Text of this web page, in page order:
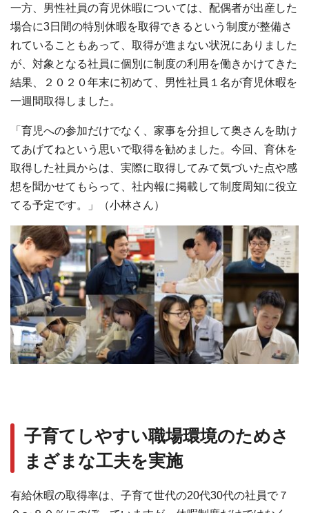
一方、男性社員の育児休暇については、配偶者が出産した
場合に3⽇間の特別休暇を取得できるという制度が整備さ
れていることもあって、取得が進まない状況にありました
が、対象となる社員に個別に制度の利用を働きかけてきた
結果、２０２０年末に初めて、男性社員１名が育児休暇を
⼀週間取得しました。
「育児への参加だけでなく、家事を分担して奥さんを助け
てあげてねという思いで取得を勧めました。今回、育休を
取得した社員からは、実際に取得してみて気づいた点や感
想を聞かせてもらって、社内報に掲載して制度周知に役立
てる予定です。」（小林さん）
⼦育てしやすい職場環境のためさ
まざまな⼯夫を実施
有給休暇の取得率は、⼦育て世代の20代30代の社員で７